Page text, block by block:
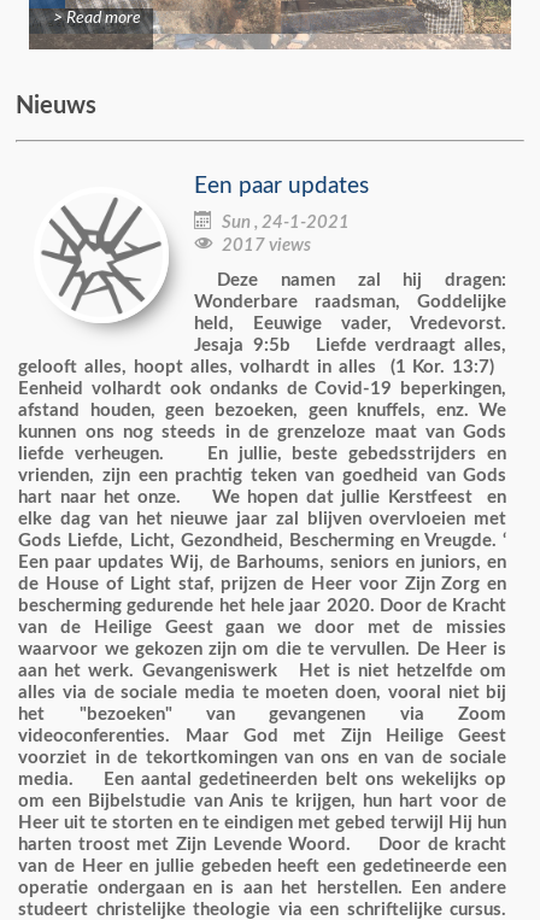
> Read more
Nieuws
Een paar updates
 Sun , 24-1-2021
 2017 views
Deze namen zal hij dragen:
Wonderbare raadsman, Goddelijke
held, Eeuwige vader, Vredevorst.
Jesaja 9:5b Liefde verdraagt alles,
gelooft alles, hoopt alles, volhardt in alles (1 Kor. 13:7)
Eenheid volhardt ook ondanks de Covid-19 beperkingen,
afstand houden, geen bezoeken, geen knuffels, enz. We
kunnen ons nog steeds in de grenzeloze maat van Gods
liefde verheugen. En jullie, beste gebedsstrijders en
vrienden, zijn een prachtig teken van goedheid van Gods
hart naar het onze. We hopen dat jullie Kerstfeest en
elke dag van het nieuwe jaar zal blijven overvloeien met
Gods Liefde, Licht, Gezondheid, Bescherming en Vreugde. ‘
Een paar updates Wij, de Barhoums, seniors en juniors, en
de House of Light staf, prijzen de Heer voor Zijn Zorg en
bescherming gedurende het hele jaar 2020. Door de Kracht
van de Heilige Geest gaan we door met de missies
waarvoor we gekozen zijn om die te vervullen. De Heer is
aan het werk. Gevangeniswerk Het is niet hetzelfde om
alles via de sociale media te moeten doen, vooral niet bij
het "bezoeken" van gevangenen via Zoom
videoconferenties. Maar God met Zijn Heilige Geest
voorziet in de tekortkomingen van ons en van de sociale
media. Een aantal gedetineerden belt ons wekelijks op
om een Bijbelstudie van Anis te krijgen, hun hart voor de
Heer uit te storten en te eindigen met gebed terwijl Hij hun
harten troost met Zijn Levende Woord. Door de kracht
van de Heer en jullie gebeden heeft een gedetineerde een
operatie ondergaan en is aan het herstellen. Een andere
studeert christelijke theologie via een schriftelijke cursus.